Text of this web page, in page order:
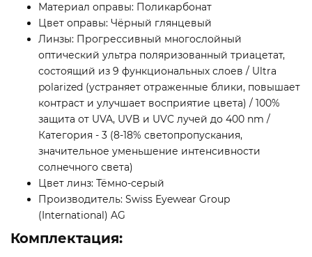
Материал оправы: Поликарбонат
Цвет оправы: Чёрный глянцевый
Линзы: Прогрессивный многослойный
оптический ультра поляризованный триацетат,
состоящий из 9 функциональных слоев / Ultra
polarized (устраняет отраженные блики, повышает
контраст и улучшает восприятие цвета) / 100%
защита от UVA, UVB и UVC лучей до 400 nm /
Категория - 3 (8-18% светопропускания,
значительное уменьшение интенсивности
солнечного света)
Цвет линз: Тёмно-серый
Производитель: Swiss Eyewear Group
(International) AG
Комплектация: